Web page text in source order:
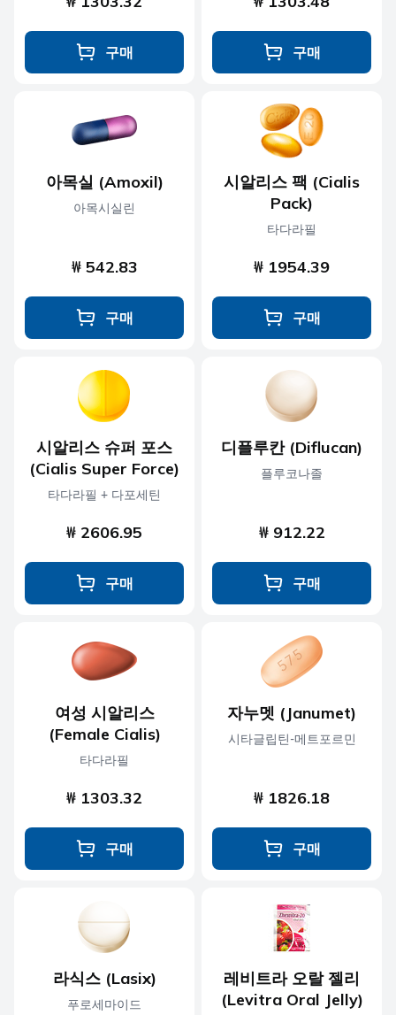
구매 구매
아목실 (Amoxil)
아목시실린
₩ 542.83
구매
시알리스 팩 (Cialis
Pack)
타다라필
₩ 1954.39
구매
시알리스 슈퍼 포스
(Cialis Super Force)
타다라필 + 다포세틴
₩ 2606.95
구매
디플루칸 (Diflucan)
플루코나졸
₩ 912.22
구매
여성 시알리스
(Female Cialis)
타다라필
₩ 1303.32
구매
자누멧 (Janumet)
시타글립틴-메트포르민
₩ 1826.18
구매
라식스 (Lasix)
푸로세마이드
레비트라 오랄 젤리
(Levitra Oral Jelly)